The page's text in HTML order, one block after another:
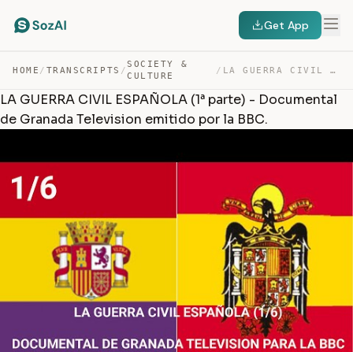
Get App
HOME / TRANSCRIPTS /
SOCIETY &
CULTURE
/ LA GUERRA CIVIL ESPAÑOLA (1ª PARTE) – DOCUMENTAL DE GRA… — TRANSCRIPT
LA GUERRA CIVIL ESPAÑOLA (1ª parte) - Documental
de Granada Television emitido por la BBC.